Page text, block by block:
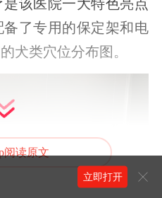
该医院一大特色亮点
了专用的保定架和电
犬类穴位分布图。
阅读原文
立即打开